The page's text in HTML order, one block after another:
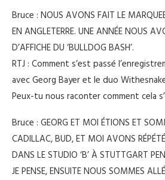
Bruce : NOUS AVONS FAIT LE
EN ANGLETERRE. UNE ANNÉE NOUS
D’AFFICHE DU ‘BULLDOG BASH’.
RTJ : Comment s’est passé
avec Georg Bayer et le duo
Peux-tu nous raconter comment cela
Bruce : GEORG ET MOI ÉTIONS ET
CADILLAC, BUD, ET MOI AVONS
DANS LE STUDIO ‘B’ À STUTTGART
JE PENSE, ENSUITE NOUS SOMMES